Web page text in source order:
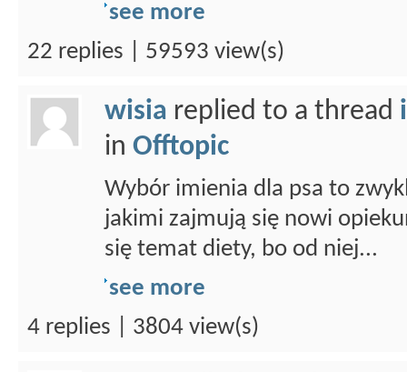
see more
22 replies | 59593 view(s)
wisia replied to a thread
in Offtopic
Wybór imienia dla psa to
jakimi zajmują się nowi
się temat diety, bo od niej...
see more
4 replies | 3804 view(s)